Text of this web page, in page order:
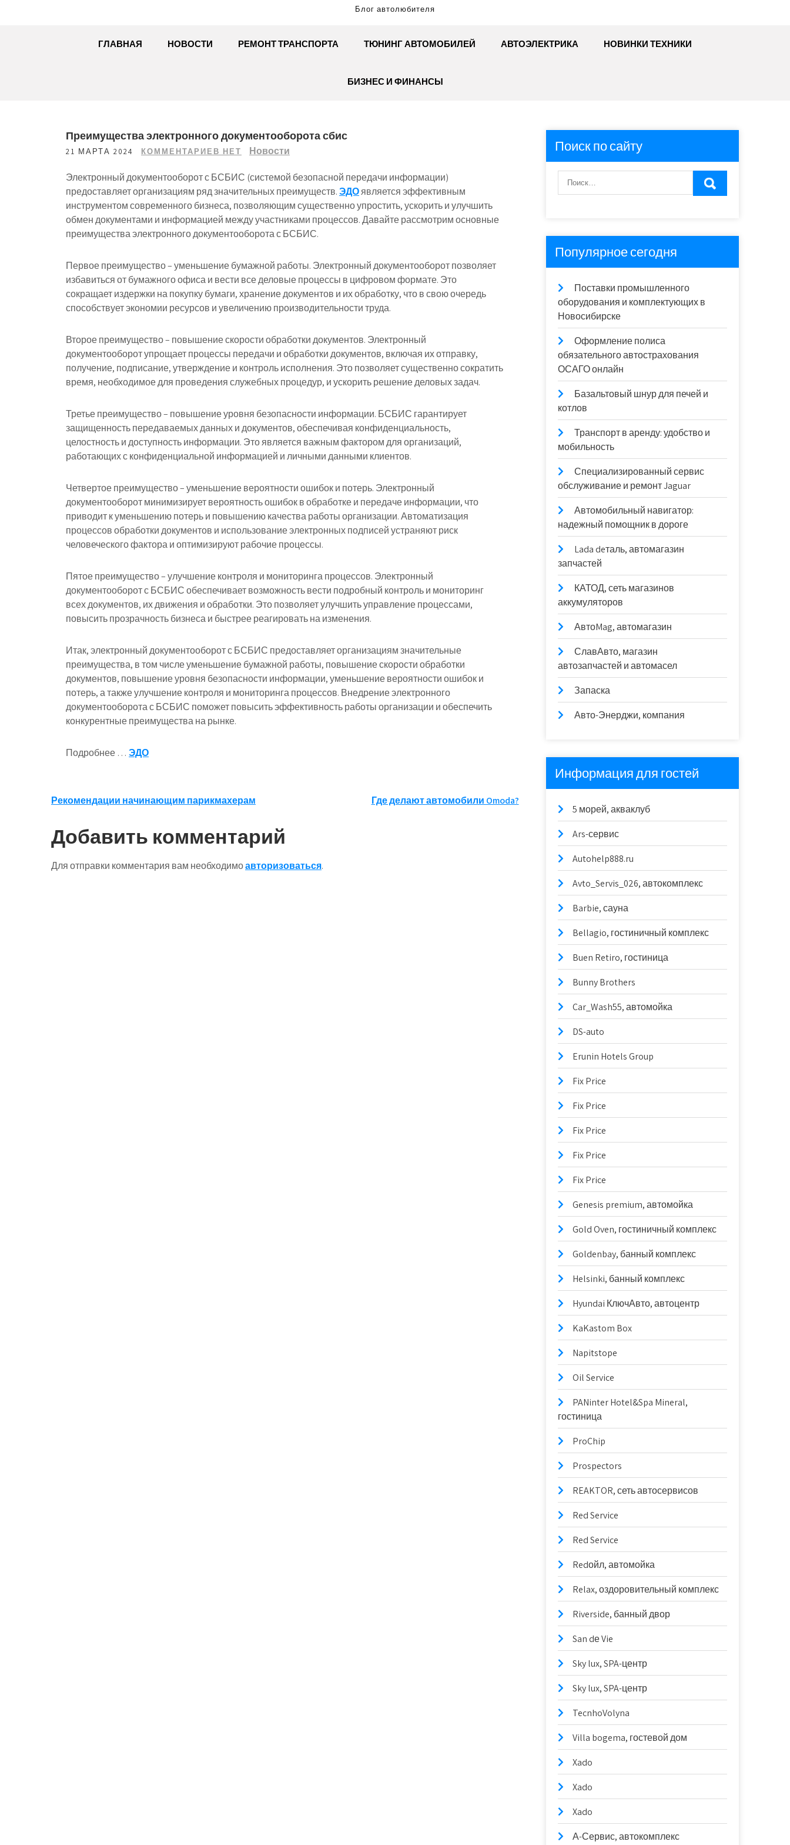
Блог автолюбителя
ГЛАВНАЯ НОВОСТИ РЕМОНТ ТРАНСПОРТА ТЮНИНГ АВТОМОБИЛЕЙ АВТОЭЛЕКТРИКА НОВИНКИ ТЕХНИКИ
БИЗНЕС И ФИНАНСЫ
Преимущества электронного документооборота сбис
21 МАРТА 2024 КОММЕНТАРИЕВ НЕТ Новости
Электронный документооборот с БСБИС (системой безопасной передачи информации)
предоставляет организациям ряд значительных преимуществ.ЭДОявляется эффективным
инструментом современного бизнеса, позволяющим существенно упростить, ускорить и улучшить
обмен документами и информацией между участниками процессов. Давайте рассмотрим основные
преимущества электронного документооборота с БСБИС.
Первое преимущество – уменьшение бумажной работы. Электронный документооборот позволяет
избавиться от бумажного офиса и вести все деловые процессы в цифровом формате. Это
сокращает издержки на покупку бумаги, хранение документов и их обработку, что в свою очередь
способствует экономии ресурсов и увеличению производительности труда.
Второе преимущество – повышение скорости обработки документов. Электронный
документооборот упрощает процессы передачи и обработки документов, включая их отправку,
получение, подписание, утверждение и контроль исполнения. Это позволяет существенно сократить
время, необходимое для проведения служебных процедур, и ускорить решение деловых задач.
Третье преимущество – повышение уровня безопасности информации. БСБИС гарантирует
защищенность передаваемых данных и документов, обеспечивая конфиденциальность,
целостность и доступность информации. Это является важным фактором для организаций,
работающих с конфиденциальной информацией и личными данными клиентов.
Четвертое преимущество – уменьшение вероятности ошибок и потерь. Электронный
документооборот минимизирует вероятность ошибок в обработке и передаче информации, что
приводит к уменьшению потерь и повышению качества работы организации. Автоматизация
процессов обработки документов и использование электронных подписей устраняют риск
человеческого фактора и оптимизируют рабочие процессы.
Пятое преимущество – улучшение контроля и мониторинга процессов. Электронный
документооборот с БСБИС обеспечивает возможность вести подробный контроль и мониторинг
всех документов, их движения и обработки. Это позволяет улучшить управление процессами,
повысить прозрачность бизнеса и быстрее реагировать на изменения.
Итак, электронный документооборот с БСБИС предоставляет организациям значительные
преимущества, в том числе уменьшение бумажной работы, повышение скорости обработки
документов, повышение уровня безопасности информации, уменьшение вероятности ошибок и
потерь, а также улучшение контроля и мониторинга процессов. Внедрение электронного
документооборота с БСБИС поможет повысить эффективность работы организации и обеспечить
конкурентные преимущества на рынке.
Подробнее … ЭДО
Навигация
по
записям
Рекомендации начинающим парикмахерам Где делают автомобили Omoda?
Добавить комментарий
Для отправки комментария вам необходимоавторизоваться.
Поиск по сайту
Популярное сегодня
Поставки промышленного
оборудования и комплектующих в
Новосибирске
Оформление полиса
обязательного автострахования
ОСАГО онлайн
Базальтовый шнур для печей и
котлов
Транспорт в аренду: удобство и
мобильность
Специализированный сервис
обслуживание и ремонт Jaguar
Автомобильный навигатор:
надежный помощник в дороге
Lada deталь, автомагазин
запчастей
КАТОД, сеть магазинов
аккумуляторов
АвтоMag, автомагазин
СлавАвто, магазин
автозапчастей и автомасел
Запаска
Авто-Энерджи, компания
Информация для гостей
5 морей, акваклуб
Ars-сервис
Autohelp888.ru
Avto_Servis_026, автокомплекс
Barbie, сауна
Bellagio, гостиничный комплекс
Buen Retiro, гостиница
Bunny Brothers
Car_Wash55, автомойка
DS-auto
Erunin Hotels Group
Fix Price
Fix Price
Fix Price
Fix Price
Fix Price
Genesis premium, автомойка
Gold Oven, гостиничный комплекс
Goldenbay, банный комплекс
Helsinki, банный комплекс
Hyundai КлючАвто, автоцентр
KaKastom Box
Napitstope
Oil Service
PANinter Hotel&Spa Mineral,
гостиница
ProChip
Prospectors
REAKTOR, сеть автосервисов
Red Service
Red Service
Redойл, автомойка
Relax, оздоровительный комплекс
Riverside, банный двор
San dе Vie
Sky lux, SPA-центр
Sky lux, SPA-центр
TecnhoVolyna
Villa bogema, гостевой дом
Xado
Xado
Xado
А-Сервис, автокомплекс